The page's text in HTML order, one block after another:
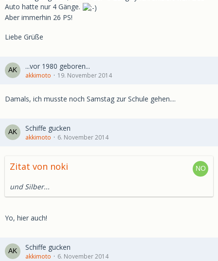
Auto hatte nur 4 Gänge.
Aber immerhin 26 PS!
Liebe Grüße
...vor 1980 geboren...
akkimoto 19. November 2014
Damals, ich musste noch Samstag zur Schule gehen....
Schiffe gucken
akkimoto 6. November 2014
Zitat von noki
und Silber...
Yo, hier auch!
Schiffe gucken
akkimoto 6. November 2014